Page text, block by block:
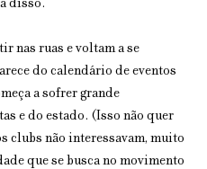
disso.
nas ruas e voltam a se
do calendário de eventos
a sofrer grande
e do estado. (Isso não quer
clubs não interessavam, muito
que se busca no movimento